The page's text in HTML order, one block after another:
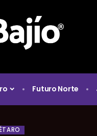
Futuro Norte